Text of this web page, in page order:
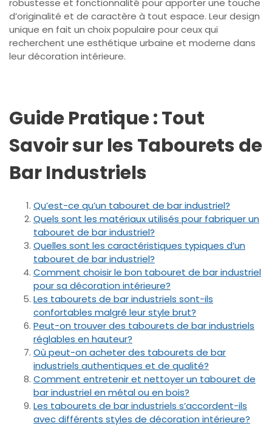
d’originalité et de caractère à tout espace. Leur design
unique en fait un choix populaire pour ceux qui
recherchent une esthétique urbaine et moderne dans
leur décoration intérieure.
Guide Pratique : Tout
Savoir sur les Tabourets de
Bar Industriels
Qu’est-ce qu’un tabouret de bar industriel?
Quels sont les matériaux utilisés pour fabriquer un
tabouret de bar industriel?
Quelles sont les caractéristiques typiques d’un
tabouret de bar industriel?
Comment choisir le bon tabouret de bar industriel
pour sa décoration intérieure?
Les tabourets de bar industriels sont-ils
confortables malgré leur style brut?
Peut-on trouver des tabourets de bar industriels
réglables en hauteur?
Où peut-on acheter des tabourets de bar
industriels authentiques et de qualité?
Comment entretenir et nettoyer un tabouret de
bar industriel en métal ou en bois?
Les tabourets de bar industriels s’accordent-ils
avec différents styles de décoration intérieure?